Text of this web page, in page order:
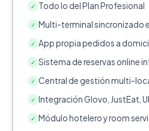
✓ Todo lo del Plan Profesional
✓ Multi-terminal sincronizado
✓ App propia pedidos a
✓ Sistema de reservas online
✓ Central de gestión multi-
✓ Integración Glovo, JustEat,
✓ Módulo hotelero y room